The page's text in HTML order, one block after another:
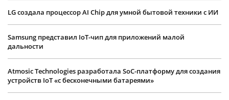
LG создала процессор AI Chip для умной бытовой техники с ИИ
Samsung представил IoT-чип для приложений малой
дальности
Atmosic Technologies разработала SoC-платформу для создания
устройств IoT «с бесконечными батареями»